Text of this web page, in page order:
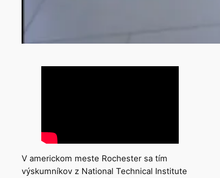
V americkom meste Rochester sa tím
výskumníkov z National Technical Institute